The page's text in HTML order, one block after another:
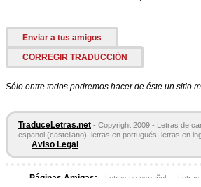
Enviar a tus amigos
CORREGIR TRADUCCIÓN
Sólo entre todos podremos hacer de éste un sitio
TraduceLetras.net - Copyright 2009 - Letras de
espanol (castellano), letras en portugués, letras en
Aviso Legal
Páginas Amigas: Letras en español